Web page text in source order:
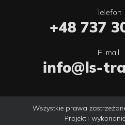
Telefon
+48 737
E-mail
info@ls-
Wszystkie prawa
Projekt i